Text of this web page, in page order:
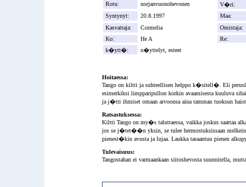
Rotu: norjanvuonohevonen V�ri:
Syntynyt:
20.8.1997 Maa:
Kasvattaja:
Cormelia Omistaja:
Ko:
He A Re:
k�ytt�:
n�yttelyt, esteet
Hoitaessa:
Tango on kiltti ja suhteellisen helppo k�sitell�. Eli
esimerkiksi limpparipullon korkin avaamisesta kuuluva
ja j�tti ihmiset omaan arvoonsa aina tamman tuoksun
Ratsastuksessa:
Kiltti Tango on my�s taluttaessa, vaikka joskus
jos se j�tet��n yksin, se tulee hermostuksissaan
pienest�kin avusta ja lujaa. Laukka tasaantuu pienen
Tulevaisuus:
Tangostahan ei varmaankaan siitoshevosta suunnitella,